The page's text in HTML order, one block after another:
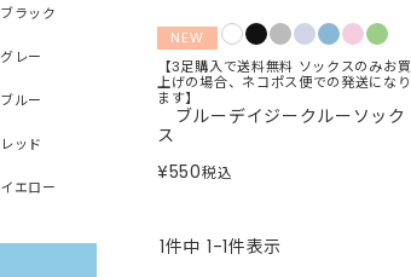
ブラック
グレー
ブルー
レッド
イエロー
NEW
【3足購入で送料無料 ソックスのみお買
上げの場合、ネコポス便での発送になり
ます】
ブルーデイジークルーソック
ス
¥550税込
1件中 1-1件表示